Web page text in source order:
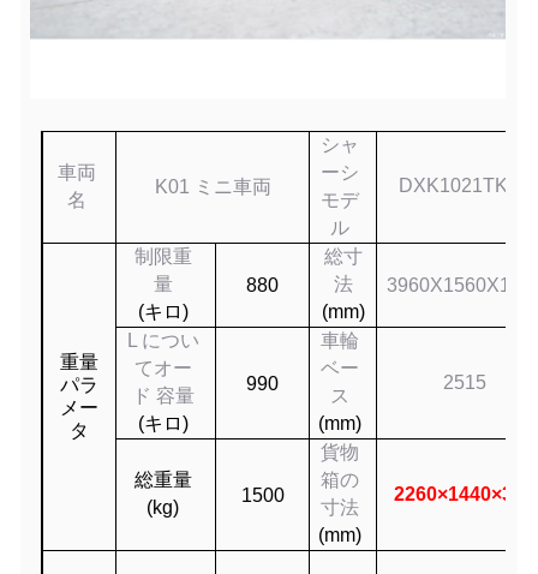
車両
名
K01 ミニ車両
シャ
ーシ
モデ
ル
DXK1021TK02
重量
パラ
メー
タ
制限重
量
(キロ)
880
総寸
法
(mm)
3960X1 560X18
L につい
てオー
ド 容量
(キロ)
990
車輪
ベー
ス
(mm)
2515
総重量
(kg)
1500
貨物
箱の
寸法
(mm)
2260×1440×340